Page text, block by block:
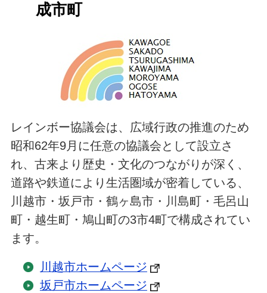
成市町
レインボー協議会は、広域行政の推進のため
昭和62年9月に任意の協議会として設立さ
れ、古来より歴史・文化のつながりが深く、
道路や鉄道により生活圏域が密着している、
川越市・坂戸市・鶴ヶ島市・川島町・毛呂山
町・越生町・鳩山町の3市4町で構成されてい
ます。
川越市ホームページ
坂戸市ホームページ